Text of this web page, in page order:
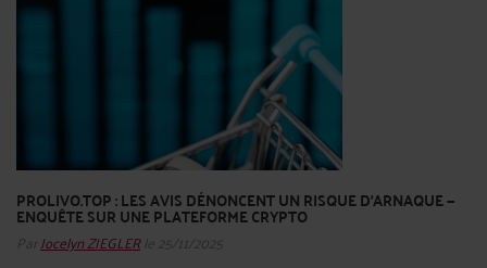
PROLIVO.TOP : LES AVIS DÉNONCENT UN RISQUE D’ARNAQUE —
ENQUÊTE SUR UNE PLATEFORME CRYPTO
Par Jocelyn ZIEGLERle 25/11/2025